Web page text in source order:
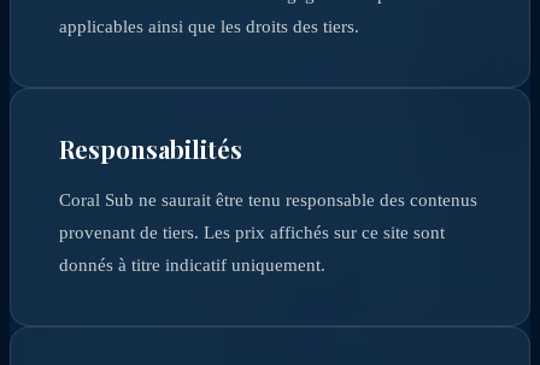
applicables ainsi que les droits des tiers.
Responsabilités
Coral Sub ne saurait être tenu responsable des contenus
provenant de tiers. Les prix affichés sur ce site sont
donnés à titre indicatif uniquement.